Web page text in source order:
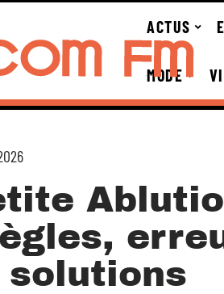
ACTUS
MODE
solutions